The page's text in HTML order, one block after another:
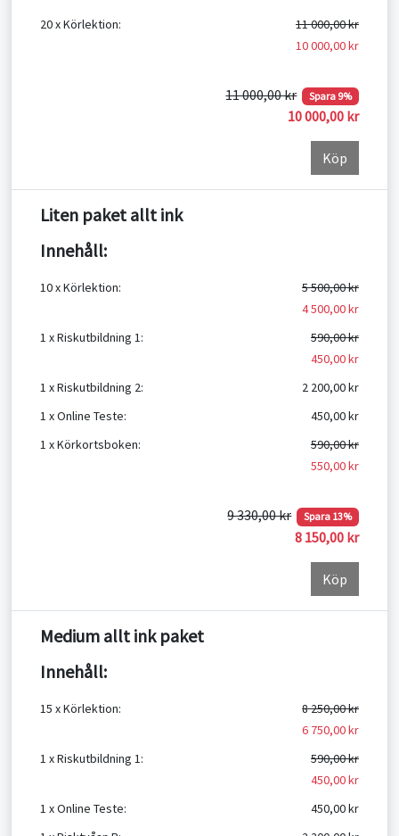
20 x Körlektion:
11 000,00 kr
10 000,00 kr
11 000,00 kr Spara 9%
10 000,00 kr
Köp
Liten paket allt ink
Innehåll:
10 x Körlektion:
5 500,00 kr
4 500,00 kr
1 x Riskutbildning 1:
590,00 kr
450,00 kr
1 x Riskutbildning 2:
2 200,00 kr
1 x Online Teste:
450,00 kr
1 x Körkortsboken:
590,00 kr
550,00 kr
9 330,00 kr Spara 13%
8 150,00 kr
Köp
Medium allt ink paket
Innehåll:
15 x Körlektion:
8 250,00 kr
6 750,00 kr
1 x Riskutbildning 1:
590,00 kr
450,00 kr
1 x Online Teste:
450,00 kr